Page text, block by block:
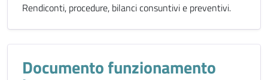
Rendiconti, procedure, bilanci consuntivi e preventivi.
Documento funzionamento